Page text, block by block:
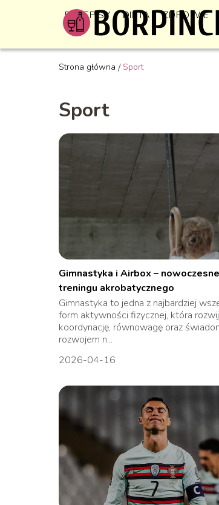
PRZEPISY DIETA ZDROWIE
Strona główna /Sport
Sport
Gimnastyka i Airbox –
treningu akrobatycznego
Gimnastyka to jedna z najbardziej
form aktywności fizycznej, która
koordynację, równowagę oraz
rozwojem n...
2026-04-16